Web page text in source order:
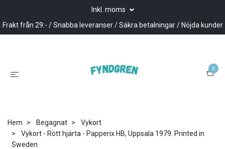
Inkl. moms
Frakt från 29:- / Snabba leveranser / Säkra betalningar / Nöjda kunder
0
Hem Begagnat
Vykort
Vykort - Rött hjärta - Papperix HB, Uppsala 1979. Printed in
Sweden